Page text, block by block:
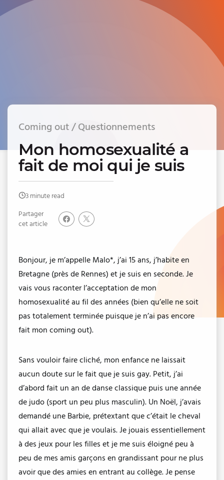
Coming out / Questionnements
Mon homosexualité a
fait de moi qui je suis
3 minute read
Partager
cet article
Bonjour, je m’appelle Malo*, j’ai 15 ans, j’habite en
Bretagne (près de Rennes) et je suis en seconde. Je
vais vous raconter l’acceptation de mon
homosexualité au fil des années (bien qu’elle ne soit
pas totalement terminée puisque je n’ai pas encore
fait mon coming out).
Sans vouloir faire cliché, mon enfance ne laissait
aucun doute sur le fait que je suis gay. Petit, j’ai
d’abord fait un an de danse classique puis une année
de judo (sport un peu plus masculin). Un Noël, j’avais
demandé une Barbie, prétextant que c’était le cheval
qui allait avec que je voulais. Je jouais essentiellement
à des jeux pour les filles et je me suis éloigné peu à
peu de mes amis garçons en grandissant pour ne plus
avoir que des amies en entrant au collège. Je pense